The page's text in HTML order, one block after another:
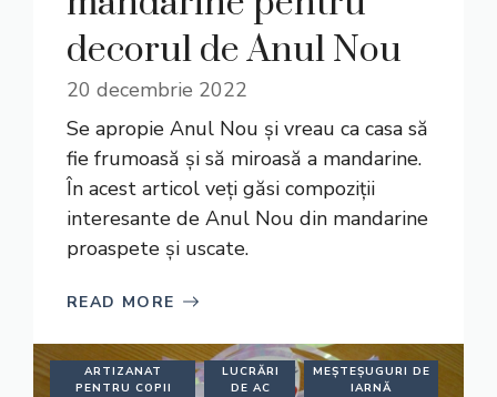
decorul de Anul Nou
20 decembrie 2022
Se apropie Anul Nou și vreau ca casa să
fie frumoasă și să miroasă a mandarine.
În acest articol veți găsi compoziții
interesante de Anul Nou din mandarine
proaspete și uscate.
READ MORE
ARTIZANAT
PENTRU COPII
LUCRĂRI
DE AC
MEȘTEȘUGURI DE
IARNĂ